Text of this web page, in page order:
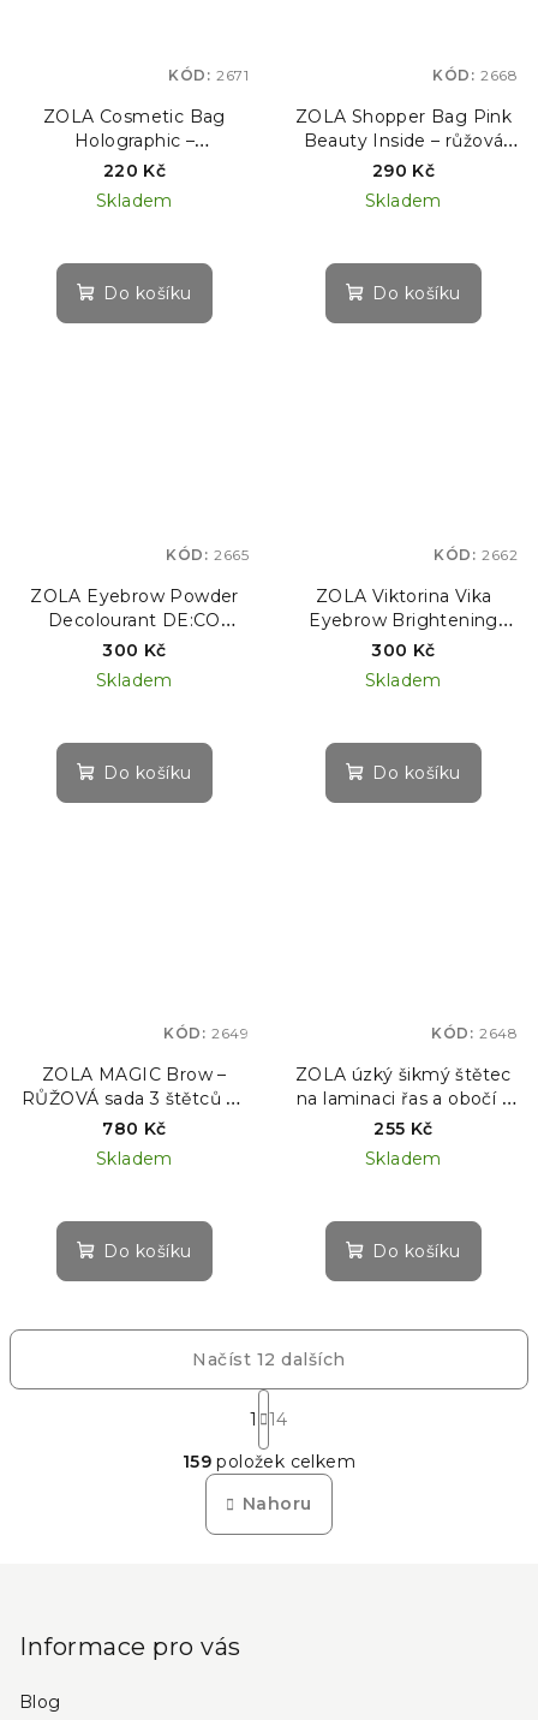
ZOLA Cosmetic Bag
Holographic –
holografická kosmetická
taštička
220 Kč
Skladem
Do košíku
KÓD: 2671
ZOLA Shopper Bag Pink
Beauty Inside – růžová
taška
290 Kč
Skladem
Do košíku
KÓD: 2668
ZOLA Eyebrow Powder
Decolourant DE:CO
Powder - Zesvětlující pudr
na obočí a odstranění
pigmentu, 10 g
300 Kč
Skladem
Do košíku
KÓD: 2665
ZOLA Viktorina Vika
Eyebrow Brightening
Purple BB Blond Powder
– zesvětlující pudr, 10 g
300 Kč
Skladem
Do košíku
KÓD: 2662
ZOLA MAGIC Brow –
RŮŽOVÁ sada 3 štětců na
barvení obočí
780 Kč
Skladem
Do košíku
KÓD: 2649
ZOLA úzký šikmý štětec
na laminaci řas a obočí –
RŮŽOVÁ EDICE #01
255 Kč
Skladem
Do košíku
KÓD: 2648
O
v
l
á
Načíst 12 dalších
S
t
r
á
n
k
o
1
14
159 položek celkem
Nahoru
Informace pro vás
Blog